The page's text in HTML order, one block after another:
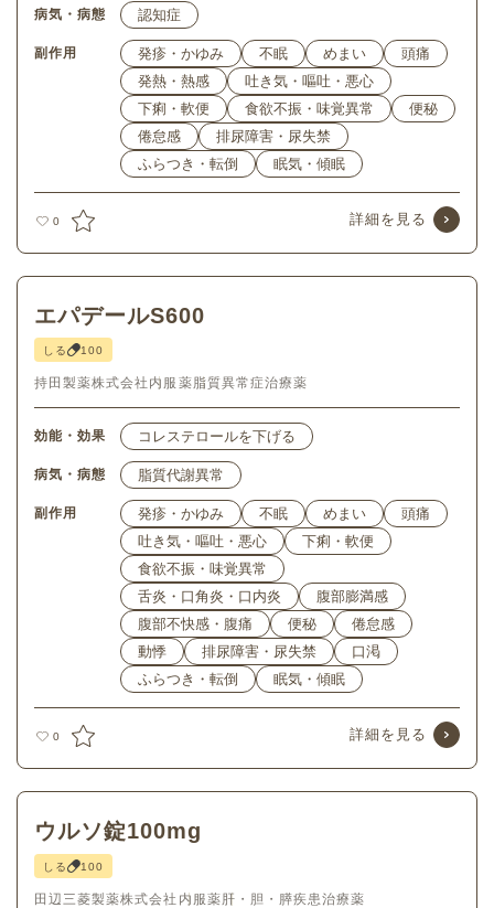
0
病気・病態 認知症
副作用 発疹・かゆみ 不眠 めまい
頭痛
発熱・熱感
吐き気・嘔吐・悪心
下痢・軟便
食欲不振・味覚異常
便秘
倦怠感
排尿障害・尿失禁
ふらつき・転倒
眠気・傾眠
詳細を見る
0
エパデールS600
しる 100
持田製薬株式会社 内服薬脂質異常症治療薬
効能・効果 コレステロールを下げる
病気・病態 脂質代謝異常
副作用 発疹・かゆみ 不眠 めまい
頭痛
吐き気・嘔吐・悪心
下痢・軟便
食欲不振・味覚異常
舌炎・口角炎・口内炎
腹部膨満感
腹部不快感・腹痛
便秘
倦怠感
動悸
排尿障害・尿失禁
口渇
ふらつき・転倒
眠気・傾眠
詳細を見る
ウルソ錠100mg
しる 100
田辺三菱製薬株式会社 内服薬肝・胆・膵疾患治療薬